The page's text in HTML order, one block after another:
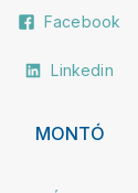
Facebook
Linkedin
MONTÓ